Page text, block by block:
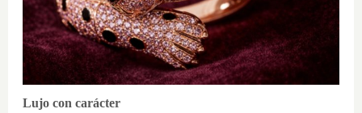
Lujo con carácter